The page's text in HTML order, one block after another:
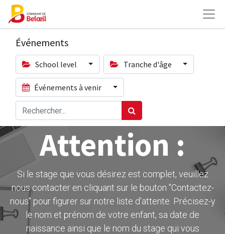
Événements
School level Tranche d'âge
Événements à venir
Attention :
Si le stage que vous désirez est complet, veuillez
nous contacter en cliquant sur le bouton ''Contactez-
nous" pour figurer sur notre liste d'attente. Précisez-y
le nom et prénom de votre enfant, sa date de
naissance ainsi que le nom du stage qui vous